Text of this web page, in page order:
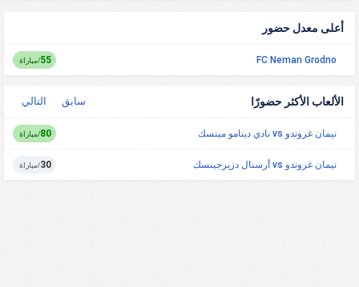
أعلى معدل حضور
FC Neman Grodno
55/مباراة
الألعاب الأكثر حضورًا سابق التالي
نيمان غروندو vs نادي دينامو مينسك 80/مباراة
نيمان غروندو vs أرسنال دزيرجينسك 30/مباراة